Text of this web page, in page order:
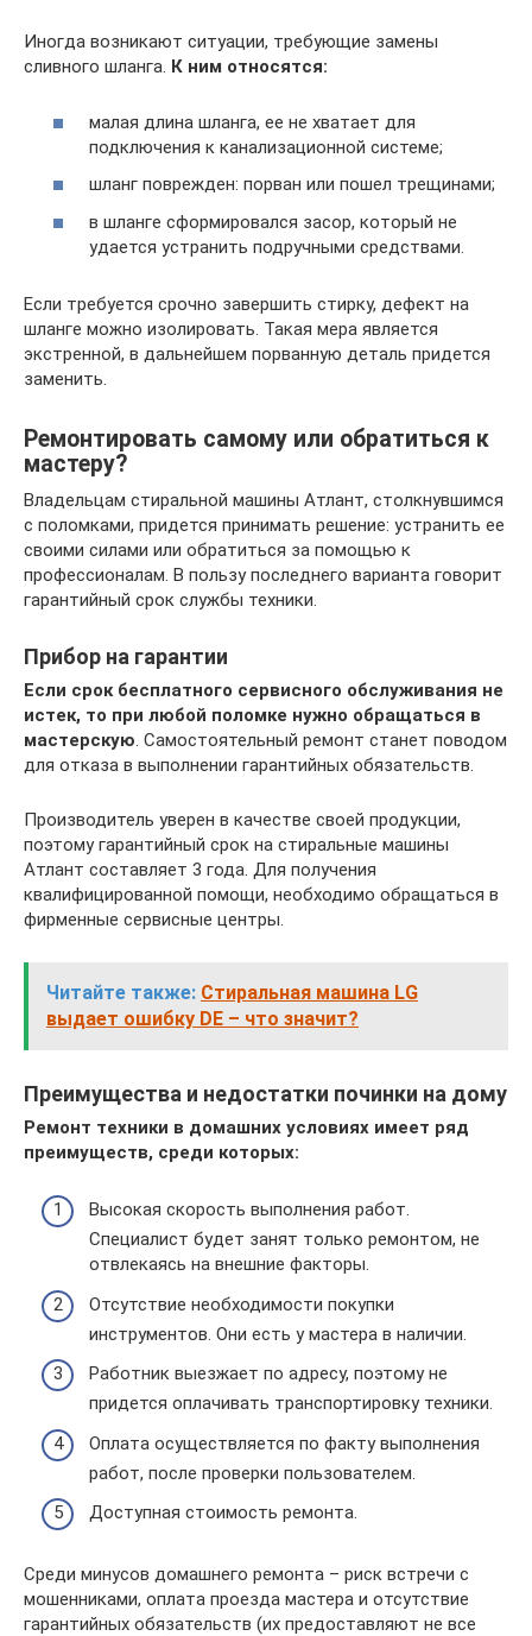
Иногда возникают ситуации, требующие замены
сливного шланга. К ним относятся:
малая длина шланга, ее не хватает для
подключения к канализационной системе;
шланг поврежден: порван или пошел трещинами;
в шланге сформировался засор, который не
удается устранить подручными средствами.
Если требуется срочно завершить стирку, дефект на
шланге можно изолировать. Такая мера является
экстренной, в дальнейшем порванную деталь придется
заменить.
Ремонтировать самому или обратиться к
мастеру?
Владельцам стиральной машины Атлант, столкнувшимся
с поломками, придется принимать решение: устранить ее
своими силами или обратиться за помощью к
профессионалам. В пользу последнего варианта говорит
гарантийный срок службы техники.
Прибор на гарантии
Если срок бесплатного сервисного обслуживания не
истек, то при любой поломке нужно обращаться в
мастерскую . Самостоятельный ремонт станет поводом
для отказа в выполнении гарантийных обязательств.
Производитель уверен в качестве своей продукции,
поэтому гарантийный срок на стиральные машины
Атлант составляет 3 года. Для получения
квалифицированной помощи, необходимо обращаться в
фирменные сервисные центры.
Читайте также: Стиральная машина LG
выдает ошибку DE – что значит?
Преимущества и недостатки починки на дому
Ремонт техники в домашних условиях имеет ряд
преимуществ, среди которых:
Высокая скорость выполнения работ.
Специалист будет занят только ремонтом, не
отвлекаясь на внешние факторы.
Отсутствие необходимости покупки
инструментов. Они есть у мастера в наличии.
Работник выезжает по адресу, поэтому не
придется оплачивать транспортировку техники.
Оплата осуществляется по факту выполнения
работ, после проверки пользователем.
Доступная стоимость ремонта.
Среди минусов домашнего ремонта – риск встречи с
мошенниками, оплата проезда мастера и отсутствие
гарантийных обязательств (их предоставляют не все